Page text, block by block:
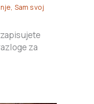
, Sam svoj
za